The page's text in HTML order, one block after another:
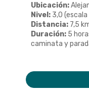
Ubicación:
Nivel: 3,0 (escala
Distancia: 7,5
Duración: 5
caminata y